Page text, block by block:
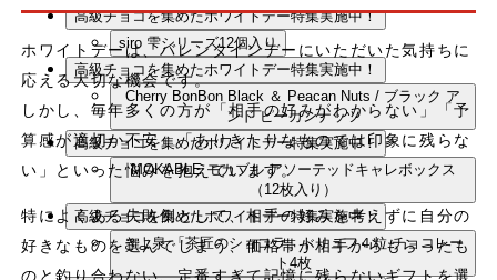
高級チョコを集めたホワイトデー特集実施中！
siro 雫シリーズ12個入り
高級チョコを集めたホワイトデー特集実施中！
Cherry BonBon Black ＆ Peacan Nuts / ブラック ア
ンド ピーカンナッツ
高級チョコを集めたホワイトデー特集実施中！
MOKABLE モカブル アソーテッドキャレボックス
（12枚入り）
高級チョコを集めたホワイトデー特集実施中！
きよ泉 「茶匠のショコラ」トリュフ４粒 チョコレー
ト4枚
ホワイトデーは、バレンタインデーにいただいた気持ちに
応える大切な機会です。
しかし、毎年多くの方が「相手の好みがわからない」「予
算感が適切か不安」「ありきたりなものでは印象に残らな
い」といった悩みを抱えています。
特によくある失敗例として、相手の好みを考えずに自分の
好きなものを選んでしまう、価格帯が相手からもらったも
のと釣り合わない、定番すぎて記憶に残らないギフトを選